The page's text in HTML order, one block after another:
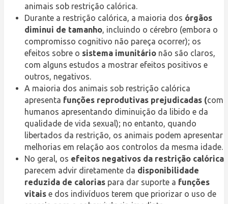
animais sob restrição calórica.
Durante a restrição calórica, a maioria dos órgãos
diminui de tamanho, incluindo o cérebro (embora o
compromisso cognitivo não pareça ocorrer); os
efeitos sobre o sistema imunitário não são claros,
com alguns estudos a mostrar efeitos positivos e
outros, negativos.
A maioria dos animais sob restrição calórica
apresenta funções reprodutivas prejudicadas (com
humanos apresentando diminuição da libido e da
qualidade de vida sexual); no entanto, quando
libertados da restrição, os animais podem apresentar
melhorias em relação aos controlos da mesma idade.
No geral, os efeitos negativos da restrição calórica
parecem advir diretamente da disponibilidade
reduzida de calorias para dar suporte a funções
vitais e dos indivíduos terem que priorizar o uso de